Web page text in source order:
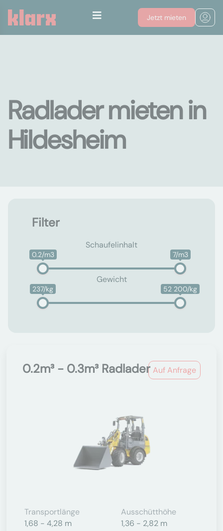
Jetzt mieten
Radlader mieten in
Hildesheim
Filter
Schaufelinhalt
0.2/m3 7/m3
Gewicht
237/kg 52 200/kg
Auf Anfrage
0.2m³ - 0.3m³ Radlader
Transportlänge
1,68 - 4,28 m
Ausschütthöhe
1,36 - 2,82 m